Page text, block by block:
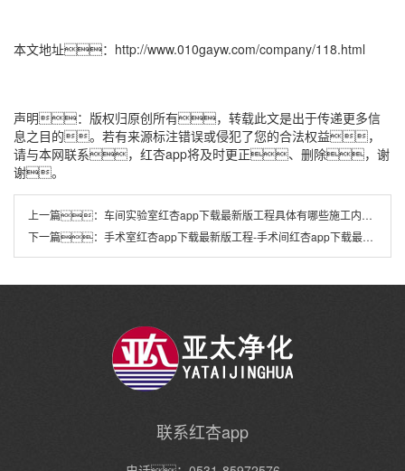
本文地址： http://www.010gayw.com/company/118.html
声明：版权归原创所有，转载此文是出于传递更多信
息之目的。若有来源标注错误或侵犯了您的合法权益，
请与本网联系，红杏app将及时更正、删除，谢
谢。
上一篇： 车间实验室红杏app下载最新版工程具体有哪些施工内容？
下一篇： 手术室红杏app下载最新版工程-手术间红杏app下载最新版工程
联系红杏app